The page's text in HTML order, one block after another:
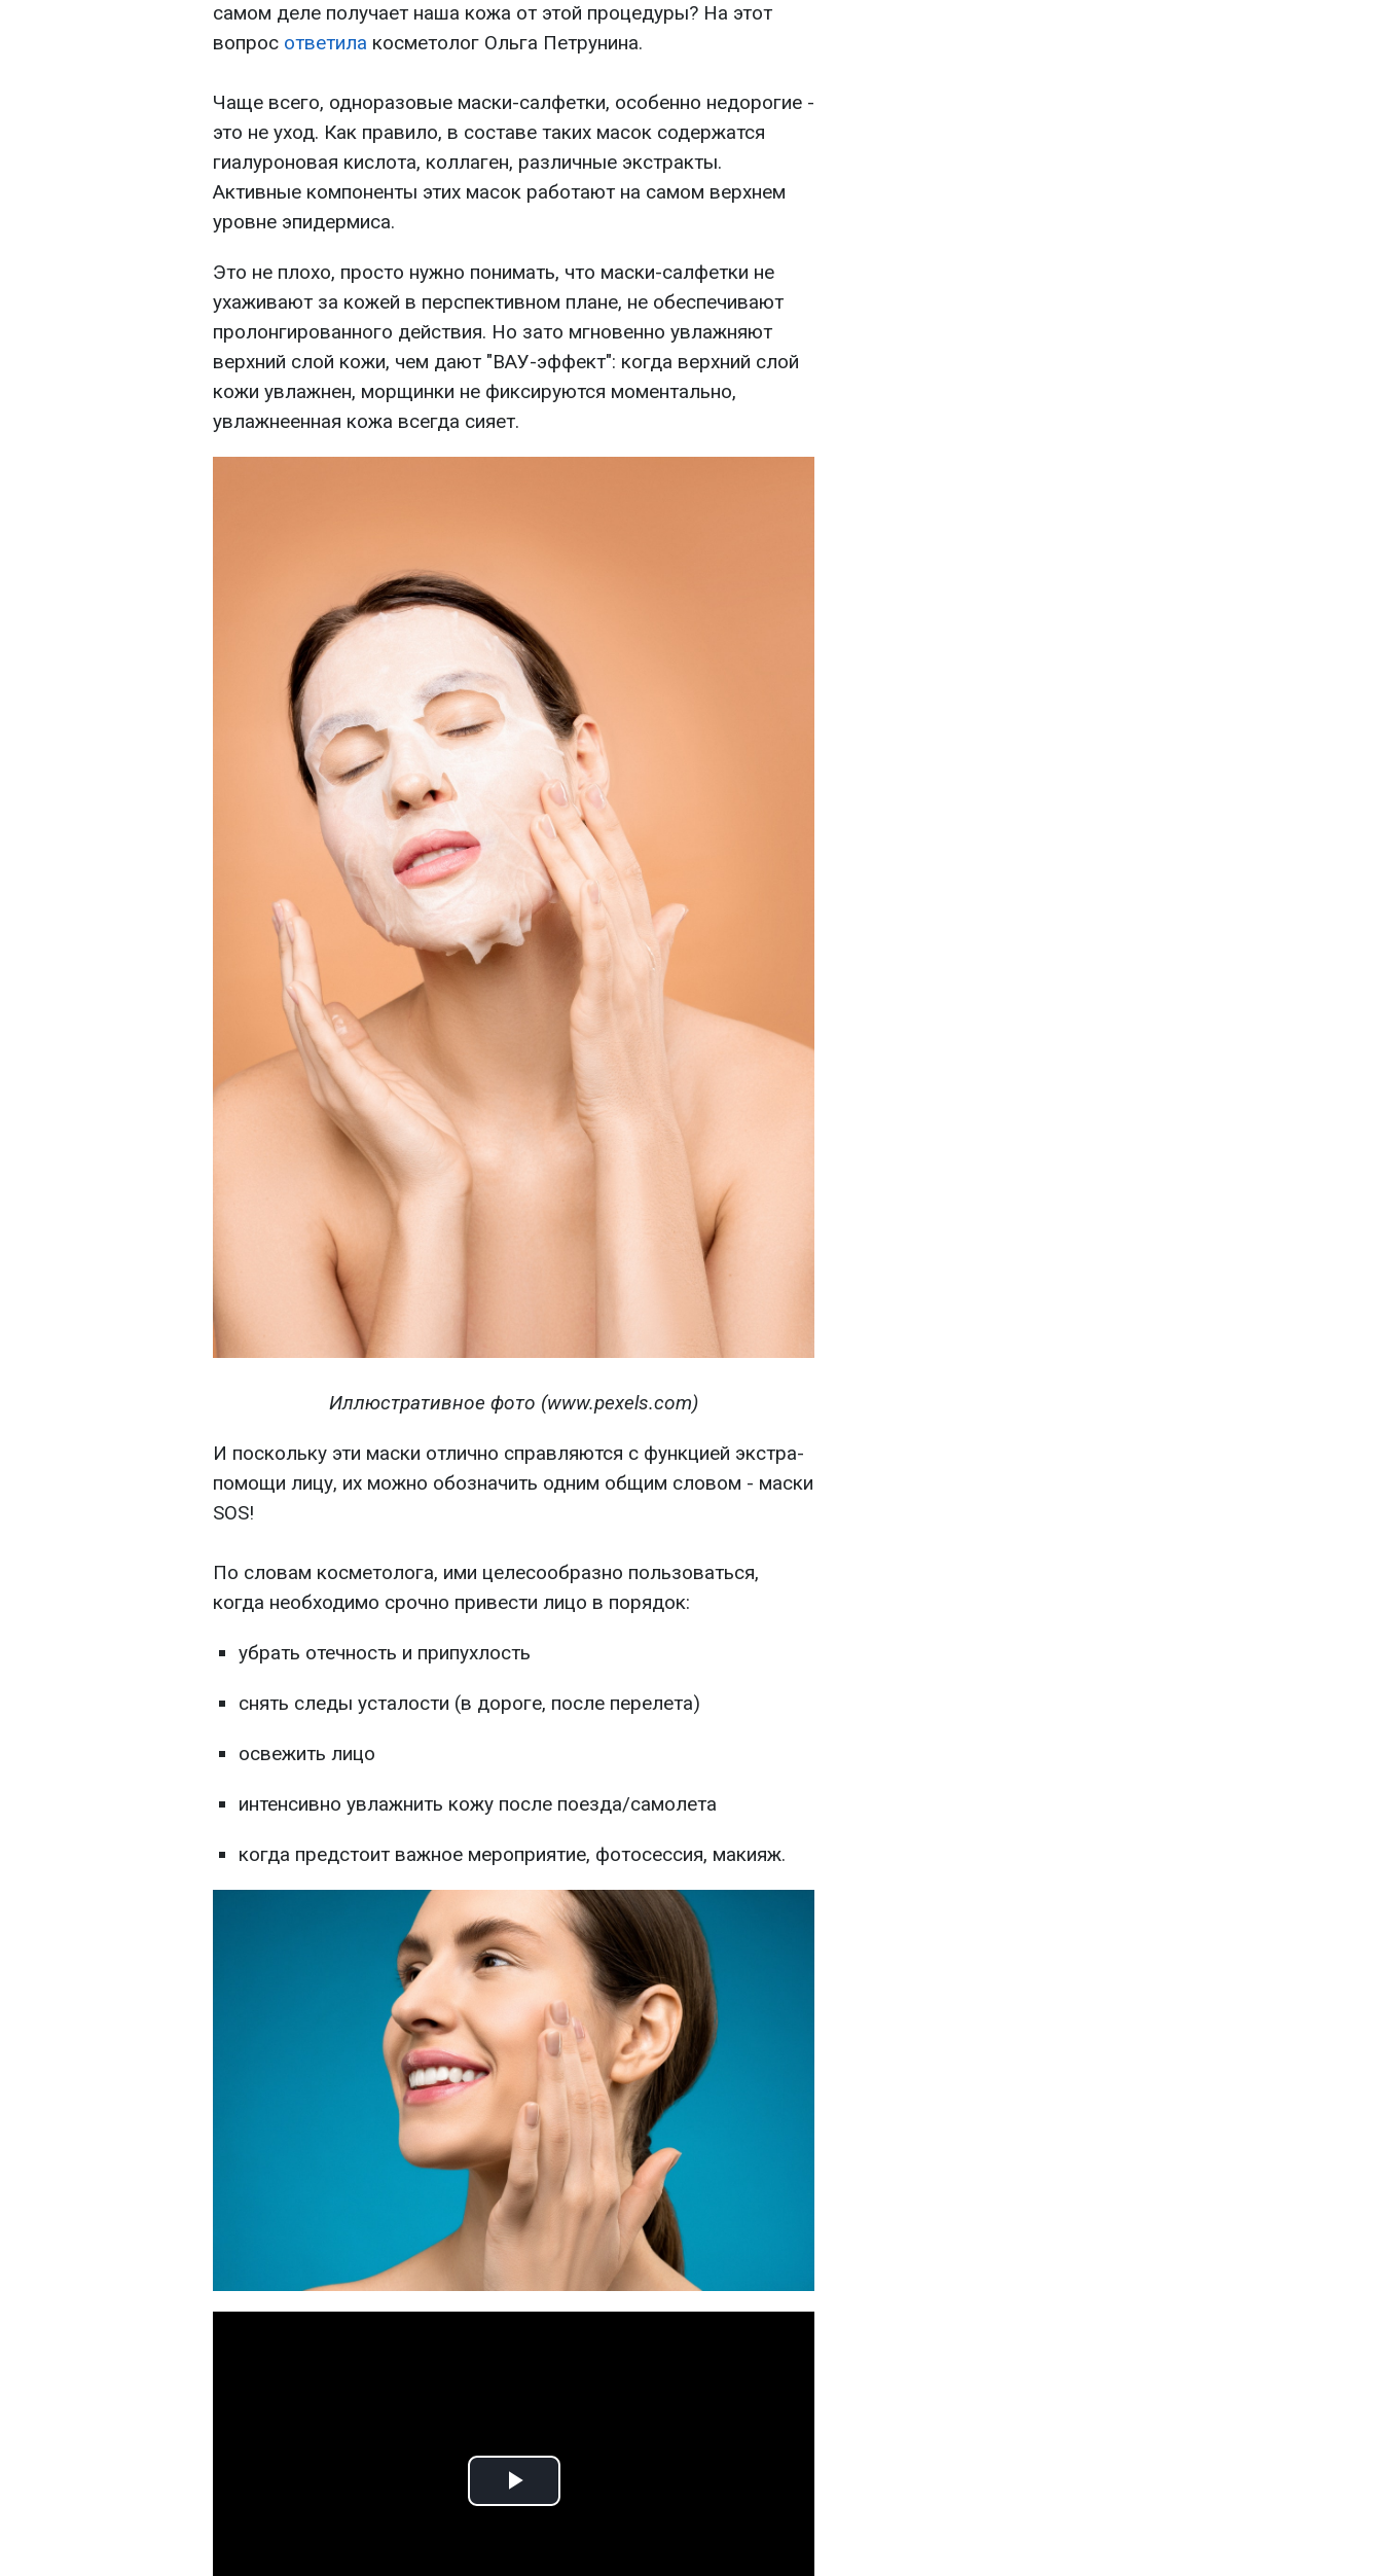
самом деле получает наша кожа от этой процедуры? На этот
вопрос ответила косметолог Ольга Петрунина.
Чаще всего, одноразовые маски-салфетки, особенно недорогие -
это не уход. Как правило, в составе таких масок содержатся
гиалуроновая кислота, коллаген, различные экстракты.
Активные компоненты этих масок работают на самом верхнем
уровне эпидермиса.
Это не плохо, просто нужно понимать, что маски-салфетки не
ухаживают за кожей в перспективном плане, не обеспечивают
пролонгированного действия. Но зато мгновенно увлажняют
верхний слой кожи, чем дают "ВАУ-эффект": когда верхний слой
кожи увлажнен, морщинки не фиксируются моментально,
увлажнеенная кожа всегда сияет.
Иллюстративное фото (www.pexels.com)
И поскольку эти маски отлично справляются с функцией экстра-
помощи лицу, их можно обозначить одним общим словом - маски
SOS!
По словам косметолога, ими целесообразно пользоваться,
когда необходимо срочно привести лицо в порядок:
убрать отечность и припухлость
снять следы усталости (в дороге, после перелета)
освежить лицо
интенсивно увлажнить кожу после поезда/самолета
когда предстоит важное мероприятие, фотосессия, макияж.
Play